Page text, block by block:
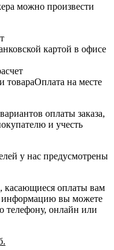
можно произвести
картой в офисе
Оплата на месте
оплаты заказа,
и учесть
у нас предусмотрены
оплаты вам
информацию вы можете
онлайн или